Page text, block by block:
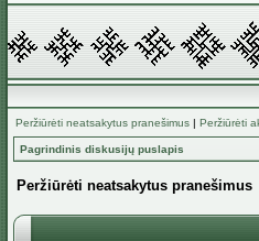
Peržiūrėti neatsakytus pranešimus | Peržiūrėti
Pagrindinis diskusijų puslapis
Peržiūrėti neatsakytus pranešimus